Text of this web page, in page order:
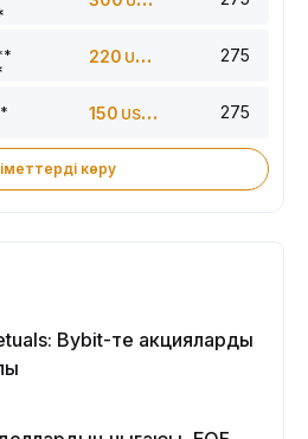
220 USDT 275
150 USDT 275
көру
Bybit-те акцияларды